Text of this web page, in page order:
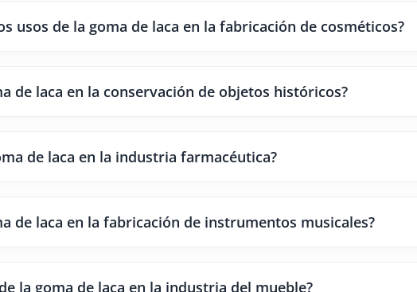
usos de la goma de laca en la fabricación de cosméticos?
de laca en la conservación de objetos históricos?
de laca en la industria farmacéutica?
de laca en la fabricación de instrumentos musicales?
la goma de laca en la industria del mueble?